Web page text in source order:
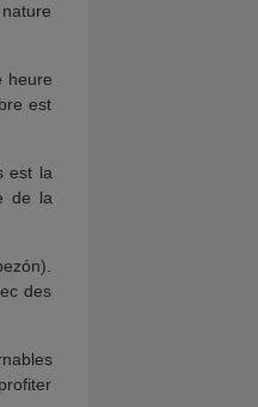
heure
est
est la
de la
des